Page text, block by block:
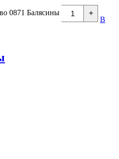
0871 Балясины +
В